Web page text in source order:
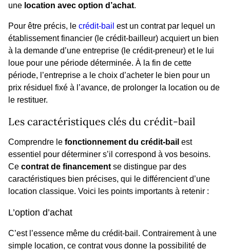
une location avec option d’achat.
Pour être précis, le crédit-bail est un contrat par lequel un
établissement financier (le crédit-bailleur) acquiert un bien
à la demande d’une entreprise (le crédit-preneur) et le lui
loue pour une période déterminée. À la fin de cette
période, l’entreprise a le choix d’acheter le bien pour un
prix résiduel fixé à l’avance, de prolonger la location ou de
le restituer.
Les caractéristiques clés du crédit-bail
Comprendre le fonctionnement du crédit-bail est
essentiel pour déterminer s’il correspond à vos besoins.
Ce contrat de financement se distingue par des
caractéristiques bien précises, qui le différencient d’une
location classique. Voici les points importants à retenir :
L’option d’achat
C’est l’essence même du crédit-bail. Contrairement à une
simple location, ce contrat vous donne la possibilité de